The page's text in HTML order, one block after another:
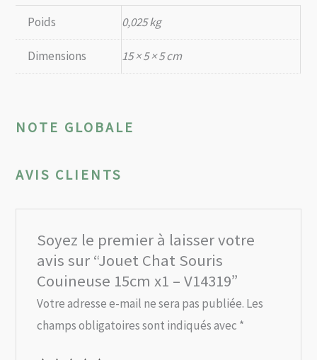
Poids 0,025 kg
Dimensions 15 × 5 × 5 cm
NOTE GLOBALE
AVIS CLIENTS
Soyez le premier à laisser votre
avis sur “Jouet Chat Souris
Couineuse 15cm x1 – V14319”
Votre adresse e-mail ne sera pas publiée. Les
champs obligatoires sont indiqués avec *